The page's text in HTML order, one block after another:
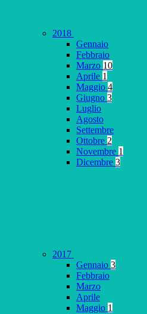
2018
Gennaio
Febbraio
Marzo 10
Aprile 1
Maggio 4
Giugno 3
Luglio
Agosto
Settembre
Ottobre 2
Novembre 1
Dicembre 3
2017
Gennaio 3
Febbraio
Marzo
Aprile
Maggio 1